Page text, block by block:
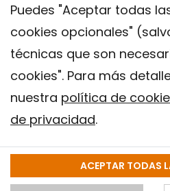
Puedes "Aceptar todas
cookies opcionales"
técnicas que son
cookies". Para más
nuestra política de
de privacidad.
ACEPTAR TODAS
Contacto
Política de privacidad
Política de Cookies
Instituto de Salud Global de Barcelona